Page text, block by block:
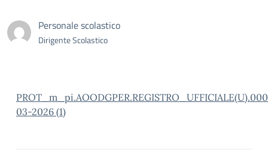
Personale scolastico
Dirigente Scolastico
03-2026 (1)